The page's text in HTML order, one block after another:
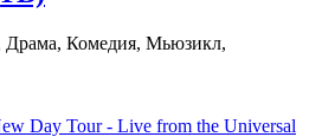
Комедия, Мьюзикл,